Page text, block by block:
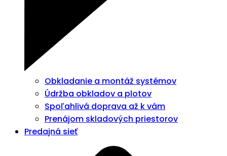
Obkladanie a montáž systémov
Údržba obkladov a plotov
Spoľahlivá doprava až k vám
Prenájom skladových priestorov
Predajná sieť